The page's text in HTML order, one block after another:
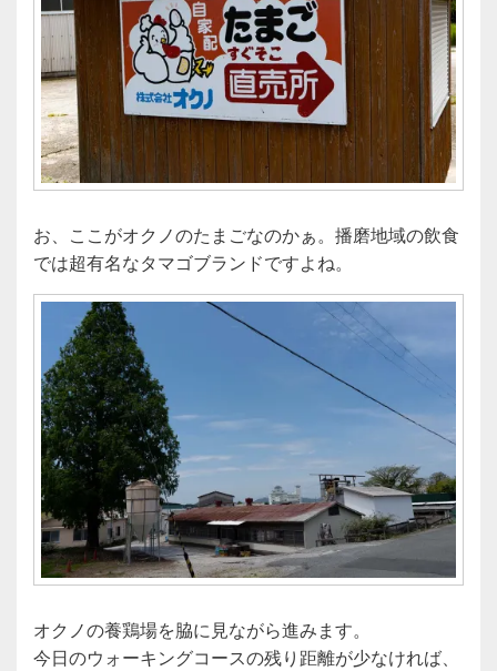
お、ここがオクノのたまごなのかぁ。播磨地域の飲食
では超有名なタマゴブランドですよね。
オクノの養鶏場を脇に見ながら進みます。
今日のウォーキングコースの残り距離が少なければ、